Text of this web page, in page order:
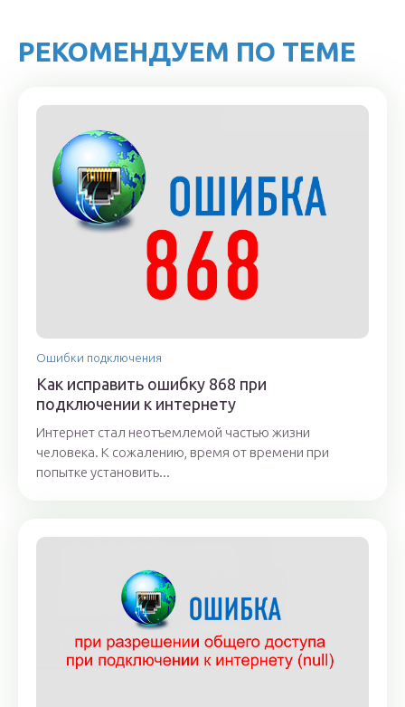
РЕКОМЕНДУЕМ ПО ТЕМЕ
Ошибки подключения
Как исправить ошибку 868 при
подключении к интернету
Интернет стал неотъемлемой частью жизни
человека. К сожалению, время от времени при
попытке установить...